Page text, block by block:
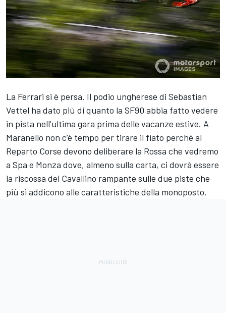
La Ferrari si è persa. Il podio ungherese di Sebastian
Vettel ha dato più di quanto la SF90 abbia fatto vedere
in pista nell’ultima gara prima delle vacanze estive. A
Maranello non c’è tempo per tirare il fiato perché al
Reparto Corse devono deliberare la Rossa che vedremo
a Spa e Monza dove, almeno sulla carta, ci dovrà essere
la riscossa del Cavallino rampante sulle due piste che
più si addicono alle caratteristiche della monoposto.